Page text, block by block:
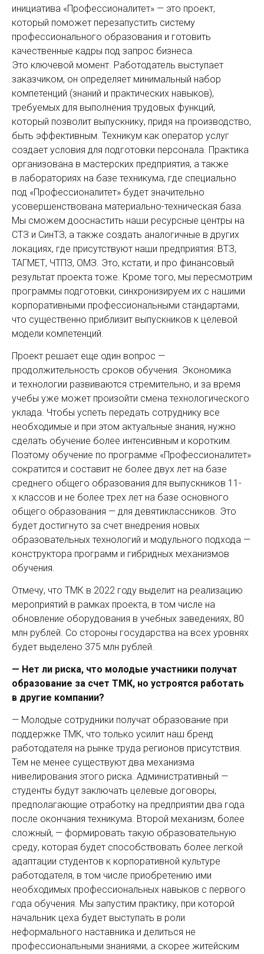
инициатива «Профессионалитет» — это ­проект,
который поможет перезапустить си­стему
профессионального образования и готовить
качественные кадры под запрос бизнеса.
Это ключевой момент. Работодатель выступает
заказчиком, он определяет минимальный набор
компетенций (знаний и практических навыков),
требуемых для выполнения трудовых функций,
который позволит выпускнику, придя на производство,
быть эффективным. Техникум как оператор услуг
создает условия для подготовки персонала. Практика
организована в мастерских предприятия, а также
в лабораториях на базе техникума, где специально
под «Профессионалитет» будет значительно
усовершенствована материально-техническая база.
Мы сможем дооснастить наши ресурсные центры на
СТЗ и СинТЗ, а также создать аналогичные в других
локациях, где присутствуют наши предприятия: ВТЗ,
ТАГМЕТ, ЧТПЗ, ОМЗ. Это, кстати, и про финансовый
результат проекта тоже. Кроме того, мы пересмотрим
программы подготовки, синхронизируем их с нашими
корпоративными профессиональными стандартами,
что существенно приблизит выпускников к целевой
модели компетенций.
Проект решает еще один вопрос —
продолжительность сроков обучения. Экономика
и технологии развиваются стремительно, и за время
учебы уже может произойти смена технологического
уклада. Чтобы успеть передать сотруднику все
необходимые и при этом актуальные знания, нужно
сделать обучение более интенсивным и коротким.
Поэто­му обучение по программе «Профессионалитет»
сократится и составит не более двух лет на базе
среднего общего образования для выпускников 11-
х классов и не более трех лет на базе основного
общего образования — для девятиклассников. Это
будет достигнуто за счет внедрения новых
образовательных технологий и модульного подхода —
конструктора программ и гибридных механизмов
обучения.
Отмечу, что ТМК в 2022 году выделит на реализацию
мероприятий в рамках проекта, в том числе на
обновление оборудования в учебных заведениях, 80
млн рублей. Со стороны государства на всех уровнях
будет выделено 375 млн рублей.
— Нет ли риска, что молодые участники получат
образование за счет ТМК, но устроятся работать
в другие компании?
— Молодые сотрудники получат образование при
поддержке ТМК, что только усилит наш бренд
работодателя на рынке труда регионов присутствия.
Тем не менее существуют два механизма
нивелирования этого риска. Административный —
студенты будут заключать целевые договоры,
предполагающие отработку на предприятии два года
после окончания техникума. Второй механизм, более
сложный, — формировать такую образовательную
среду, которая будет способствовать более легкой
адаптации студентов к корпоративной культуре
работодателя, в том числе приобретению ими
необходимых профессиональных навыков с первого
года обучения. Мы запустим практику, при которой
начальник цеха будет выступать в роли
неформального наставника и делиться не
профессиональными знаниями, а скорее житейским